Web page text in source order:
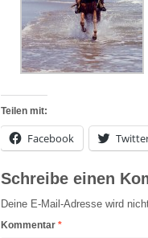
Teilen mit:
Facebook
Schreibe einen
Deine E-Mail-Adresse wird
Kommentar *